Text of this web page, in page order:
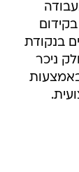
בנקודת
ניכר